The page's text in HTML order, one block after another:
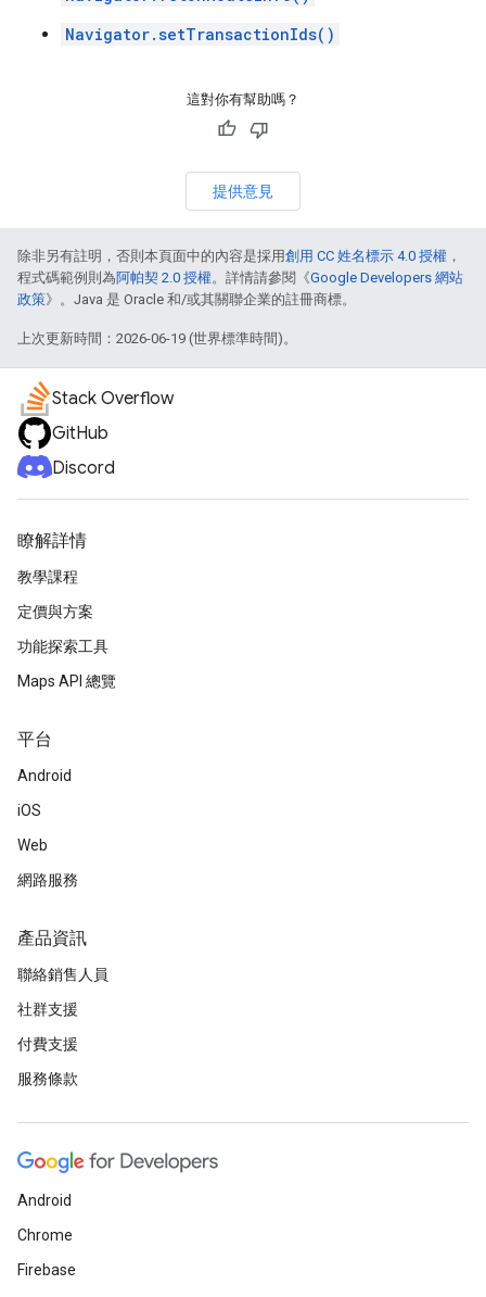
Navigator.setTransactionIds()
這對你有幫助嗎？
提供意見
除非另有註明，否則本頁面中的內容是採用創用 CC 姓名標示 4.0 授權 ，
程式碼範例則為阿帕契 2.0 授權。詳情請參閱《Google Developers 網站
政策》。Java 是 Oracle 和/或其關聯企業的註冊商標。
上次更新時間：2026-06-19 (世界標準時間)。
Stack Overflow
GitHub
Discord
瞭解詳情
教學課程
定價與方案
功能探索工具
Maps API 總覽
平台
Android
iOS
Web
網路服務
產品資訊
聯絡銷售人員
社群支援
付費支援
服務條款
Android
Chrome
Firebase